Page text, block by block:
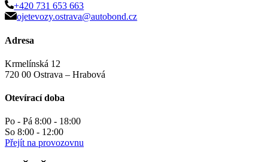
+420 731 653 663
ojetevozy.ostrava@autobond.cz
Adresa
Krmelínská 12
720 00 Ostrava – Hrabová
Otevírací doba
Po - Pá 8:00 - 18:00
So 8:00 - 12:00
Přejít na provozovnu